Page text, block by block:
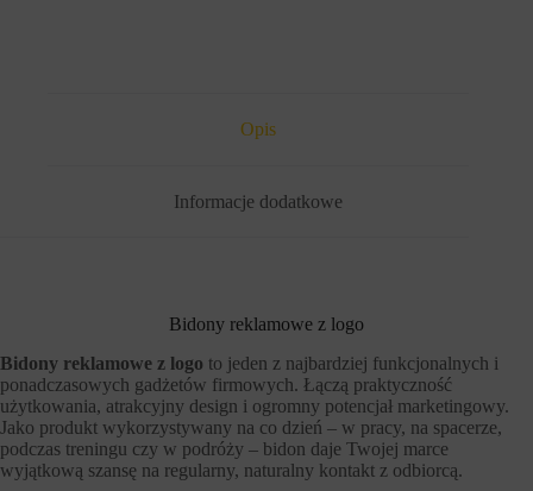
Opis
Informacje dodatkowe
Bidony reklamowe z logo
Bidony reklamowe z logo to jeden z najbardziej funkcjonalnych i
ponadczasowych gadżetów firmowych. Łączą praktyczność
użytkowania, atrakcyjny design i ogromny potencjał marketingowy.
Jako produkt wykorzystywany na co dzień – w pracy, na spacerze,
podczas treningu czy w podróży – bidon daje Twojej marce
wyjątkową szansę na regularny, naturalny kontakt z odbiorcą.